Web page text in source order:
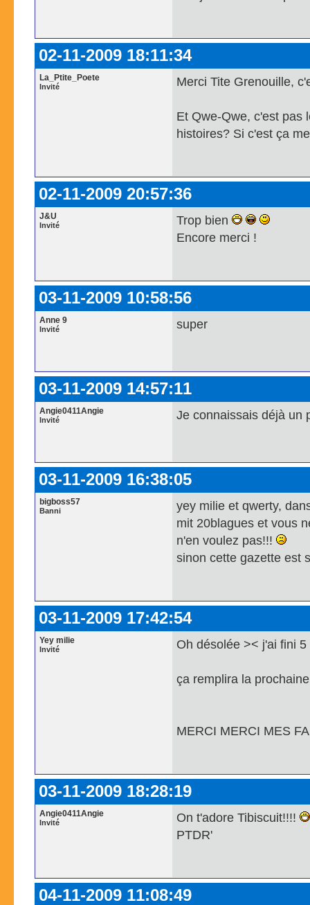
02-11-2009 18:11:34
La_Ptite_Poete
Invité Merci Tite Grenouille,
Et Qwe-Qwe, c'est pas
histoires? Si c'est ça
02-11-2009 20:57:36
J&U
Invité
Trop bien
Encore merci !
03-11-2009 10:58:56
Anne 9
Invité super
03-11-2009 14:57:11
Angie0411Angie
Invité Je connaissais déjà un
03-11-2009 16:38:05
bigboss57
Banni
yey milie et qwerty,
mit 20blagues et vous
n'en voulez pas!!!
sinon cette gazette est
03-11-2009 17:42:54
Yey milie
Invité Oh désolée >< j'ai fini
ça remplira la
MERCI MERCI MES
03-11-2009 18:28:19
Angie0411Angie
Invité
On t'adore Tibiscuit!!!!
PTDR'
04-11-2009 11:08:49